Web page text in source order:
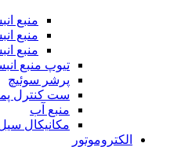
منبع
منبع
منبع
تیوپ منبع
پرشر سوئیچ
ست کنترل
منبع آب
مکانیکال
الکتروموتور